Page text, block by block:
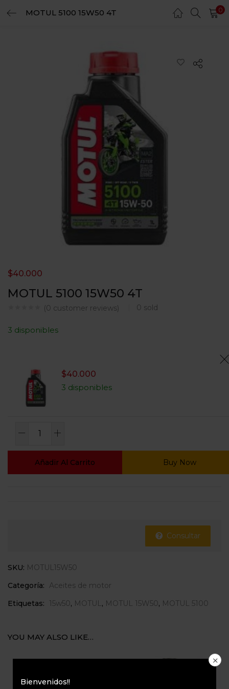
MOTUL 5100 15W50 4T 0
MOTUL 5100 15W50 4T
(0 customer reviews) 0 sold
$40.000
3 disponibles
$40.000
3 disponibles
Añadir Al Carrito Buy Now
Consultar
SKU: MOTUL15W50
Categoría:
Aceites de motor
Etiquetas:
15w50, MOTUL, MOTUL 15W50, MOTUL 5100
YOU MAY ALSO LIKE…
Bienvenidos!!
LOGIN REGISTER
Enter your username and password to login.
Remember me
Login
Lost password?